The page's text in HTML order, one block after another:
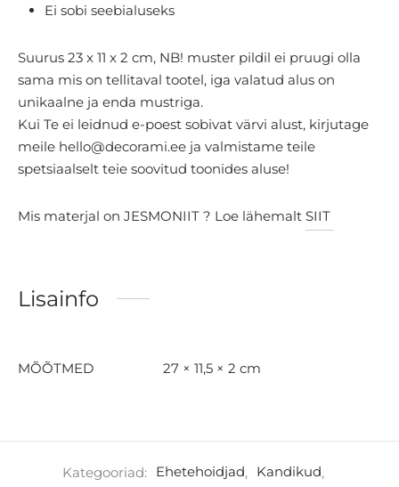
Ei sobi seebialuseks
Suurus 23 x 11 x 2 cm, NB! muster pildil ei pruugi olla
sama mis on tellitaval tootel, iga valatud alus on
unikaalne ja enda mustriga.
Kui Te ei leidnud e-poest sobivat värvi alust, kirjutage
meile hello@decorami.ee ja valmistame teile
spetsiaalselt teie soovitud toonides aluse!
Mis materjal on JESMONIIT ? Loe lähemalt SIIT
Lisainfo
MÕÕTMED 27 × 11,5 × 2 cm
Kategooriad: Ehetehoidjad, Kandikud,